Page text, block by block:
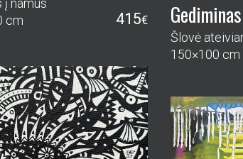
į namus
cm
415€
Šlovė
150×100 cm